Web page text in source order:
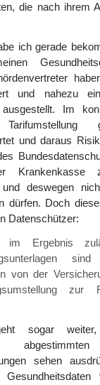
die nach ihrem
ich gerade
und nahezu
ausgestellt. Im
und daraus
Krankenkasse
deswegen
dürfen. Doch
Datenschützer:
im Ergebnis
von der
zur
sogar
abgestimmten
sehen